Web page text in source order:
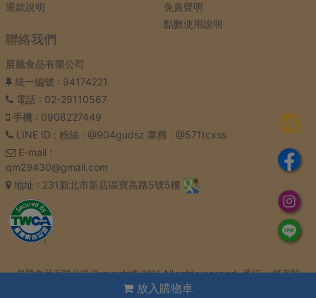
退款說明
免責聲明
點數使用說明
聯絡我們
展騰食品有限公司
統一編號 : 94174221
電話: 02-29110567
手機 : 0908227449
LINE ID : 粉絲 : @904gudsz 業務 : @571tcxss
E-mail :
qm29430@gmail.com
地址 : 231新北市新店區寶高路5號5樓
展騰食品有限公司 Copyright© 2026 All rights reserved. 系統：錢老闆
雲平台
放入購物車